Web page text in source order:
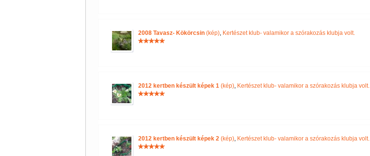
2008 Tavasz- Kökörcsin(kép), Kertészet klub- valamikor a szórakozás klubja volt.
2012 kertben készült képek 1(kép), Kertészet klub- valamikor a szórakozás klubja volt.
2012 kertben készült képek 2(kép), Kertészet klub- valamikor a szórakozás klubja volt.